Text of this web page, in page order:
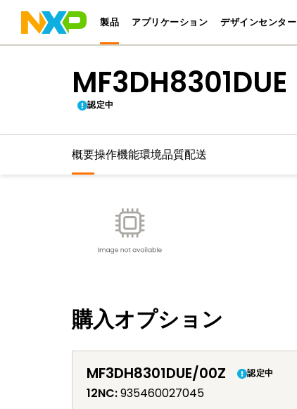
製品 アプリケーション デザインセンター
MF3DH8301DUE
認定中
概要操作機能環境品質配送
購入オプション
MF3DH8301DUE/00Z 認定中
12NC:935460027045